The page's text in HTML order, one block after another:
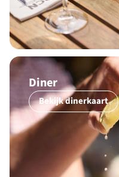
Diner
Bekijk dinerkaart